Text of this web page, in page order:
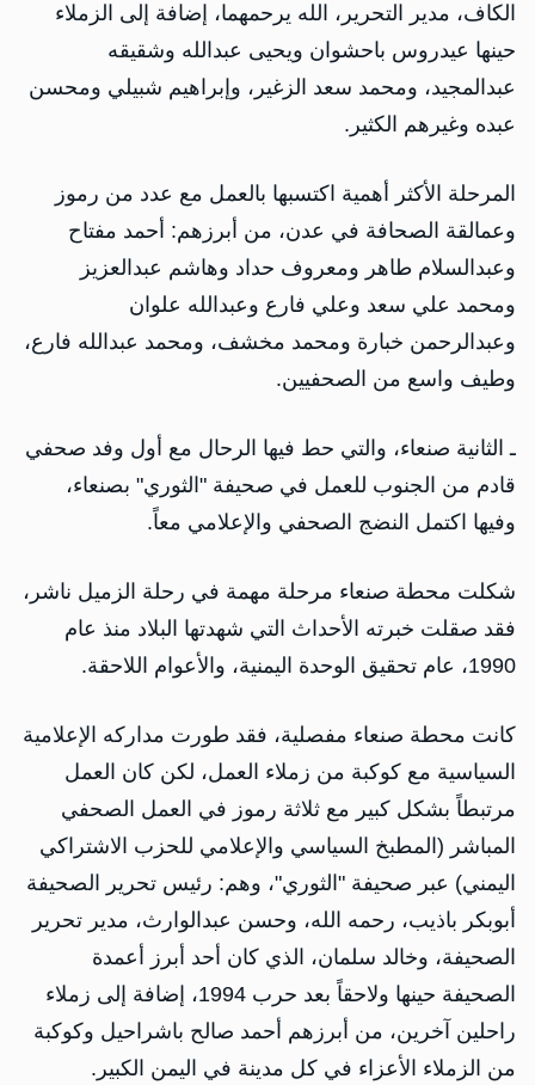
الكاف، مدير التحرير، الله يرحمهما، إضافة إلى الزملاء
حينها عيدروس باحشوان ويحيى عبدالله وشقيقه
عبدالمجيد، ومحمد سعد الزغير، وإبراهيم شبيلي ومحسن
عبده وغيرهم الكثير.
المرحلة الأكثر أهمية اكتسبها بالعمل مع عدد من رموز
وعمالقة الصحافة في عدن، من أبرزهم: أحمد مفتاح
وعبدالسلام طاهر ومعروف حداد وهاشم عبدالعزيز
ومحمد علي سعد وعلي فارع وعبدالله علوان
وعبدالرحمن خبارة ومحمد مخشف، ومحمد عبدالله فارع،
وطيف واسع من الصحفيين.
ـ الثانية صنعاء، والتي حط فيها الرحال مع أول وفد صحفي
قادم من الجنوب للعمل في صحيفة "الثوري" بصنعاء،
وفيها اكتمل النضج الصحفي والإعلامي معاً.
شكلت محطة صنعاء مرحلة مهمة في رحلة الزميل ناشر،
فقد صقلت خبرته الأحداث التي شهدتها البلاد منذ عام
1990، عام تحقيق الوحدة اليمنية، والأعوام اللاحقة.
كانت محطة صنعاء مفصلية، فقد طورت مداركه الإعلامية
السياسية مع كوكبة من زملاء العمل، لكن كان العمل
مرتبطاً بشكل كبير مع ثلاثة رموز في العمل الصحفي
المباشر (المطبخ السياسي والإعلامي للحزب الاشتراكي
اليمني) عبر صحيفة "الثوري"، وهم: رئيس تحرير الصحيفة
أبوبكر باذيب، رحمه الله، وحسن عبدالوارث، مدير تحرير
الصحيفة، وخالد سلمان، الذي كان أحد أبرز أعمدة
الصحيفة حينها ولاحقاً بعد حرب 1994، إضافة إلى زملاء
راحلين آخرين، من أبرزهم أحمد صالح باشراحيل وكوكبة
من الزملاء الأعزاء في كل مدينة في اليمن الكبير.